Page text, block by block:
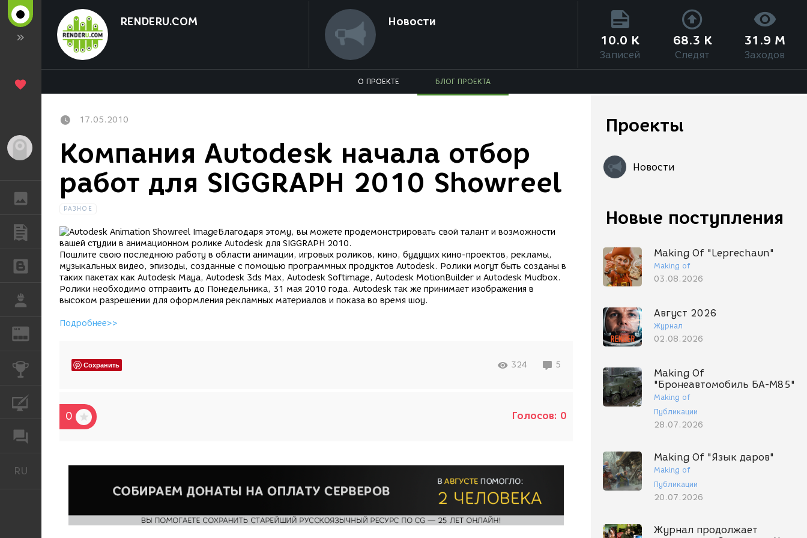
ГАЛЕРЕЯ
ПУБЛИКАЦИИ
БЛОГИ
РАБОТА
REN
КОНКУРСЫ
RU
RENDERU.COM Новости
10.0 K
Записей
68.3 K
Следят
31.9 M
Заходов
О ПРОЕКТЕ БЛОГ ПРОЕКТА
Проекты
Новости
Новые поступления
Making Of "Leprechaun"
Making of
03.08.2026
Август 2026
Журнал
02.08.2026
Making Of
"Бронеавтомобиль БА-М85"
Making of
Публикации
28.07.2026
Making Of "Язык даров"
Making of
Публикации
20.07.2026
Журнал продолжает
17.05.2010
Компания Autodesk начала отбор
работ для SIGGRAPH 2010 Showreel
РАЗНОЕ
Благодаря этому, вы можете продемонстрировать свой талант и возможности
вашей студии в анимационном ролике Autodesk для SIGGRAPH 2010.
Пошлите свою последнюю работу в области анимации, игровых роликов, кино, будущих кино-проектов, рекламы,
музыкальных видео, эпизоды, созданные с помощью программных продуктов Autodesk. Ролики могут быть созданы в
таких пакетах как Autodesk Maya, Autodesk 3ds Max, Autodesk Softimage, Autodesk MotionBuilder и Autodesk Mudbox.
Ролики необходимо отправить до Понедельника, 31 мая 2010 года. Autodesk так же принимает изображения в
высоком разрешении для оформления рекламных материалов и показа во время шоу.
Подробнее>>
Сохранить 324 5
0 Голосов: 0